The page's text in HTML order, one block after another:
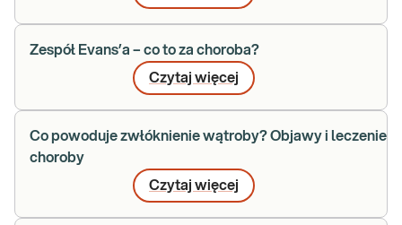
Zespół Evans’a – co to za choroba?
Czytaj więcej
Co powoduje zwłóknienie wątroby? Objawy i leczenie
choroby
Czytaj więcej